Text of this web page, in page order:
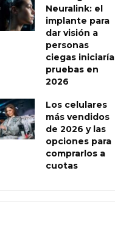
Neuralink: el
implante para
dar visión a
personas
ciegas iniciaría
pruebas en
2026
Los celulares
más vendidos
de 2026 y las
opciones para
comprarlos a
cuotas